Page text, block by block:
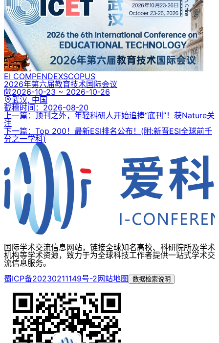
EI COMPENDEXSCOPUS
2026年第六届教育技术国际会议
2026-10-23 ~ 2026-10-26
武汉, 中国
截稿时间： 2026-08-20
上一篇：顶刊之外，年轻科研人开始追捧“底刊”！获Nature关
注
下一篇：Top 200！最新ESI排名公布！(附:新晋ESI全球前千
分之一学科)
国际学术交流信息网站，链接全球知名高校、科研院所及学术
机构等学术资源，致力于为全球科技工作者提供一站式学术交
流信息服务。
蜀ICP备20230211149号-2网站地图 数据检索说明